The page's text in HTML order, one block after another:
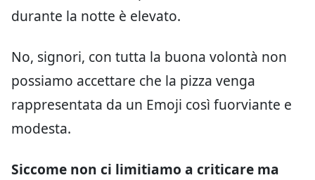
durante la notte è elevato.
No, signori, con tutta la buona volontà non
possiamo accettare che la pizza venga
rappresentata da un Emoji così fuorviante e
modesta.
Siccome non ci limitiamo a criticare ma